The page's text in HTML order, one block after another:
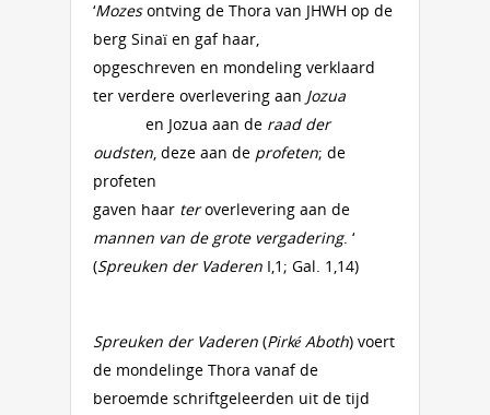
‘Mozesontving de Thora van JHWH op de
berg Sinaï en gaf haar,
opgeschreven en mondeling verklaard
ter verdere overlevering aan Jozua
en Jozua aan de raad der
oudsten, deze aan de profeten; de
profeten
gaven haar teroverlevering aan de
mannen van de grote vergadering. ‘
(Spreuken der Vaderen I,1; Gal. 1,14)
Spreuken der Vaderen (Pirké Aboth) voert
de mondelinge Thora vanaf de
beroemde schriftgeleerden uit de tijd